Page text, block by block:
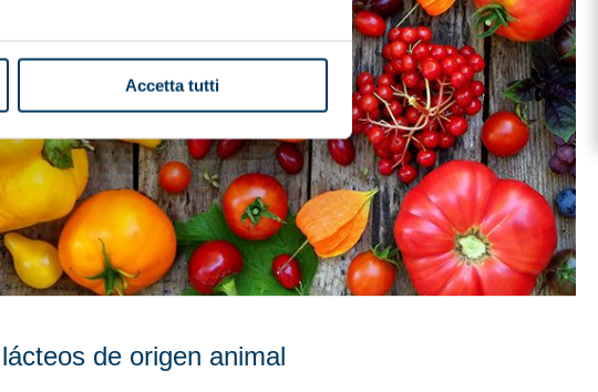
Accetta tutti
de origen animal